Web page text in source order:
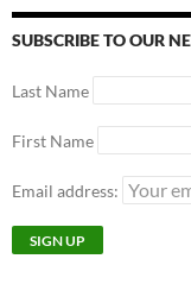
SUBSCRIBE TO OUR
Last Name
First Name
Email address: